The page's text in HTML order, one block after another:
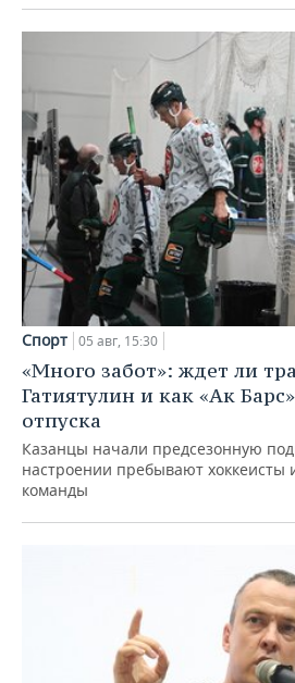
Спорт 05 авг, 15:30
«Много забот»: ждет ли
Гатиятулин и как «Ак
отпуска
Казанцы начали предсезонную
настроении пребывают хоккеисты
команды